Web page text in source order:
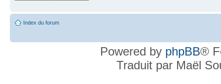
Index du forum
Powered by phpBB®
Traduit par Maël